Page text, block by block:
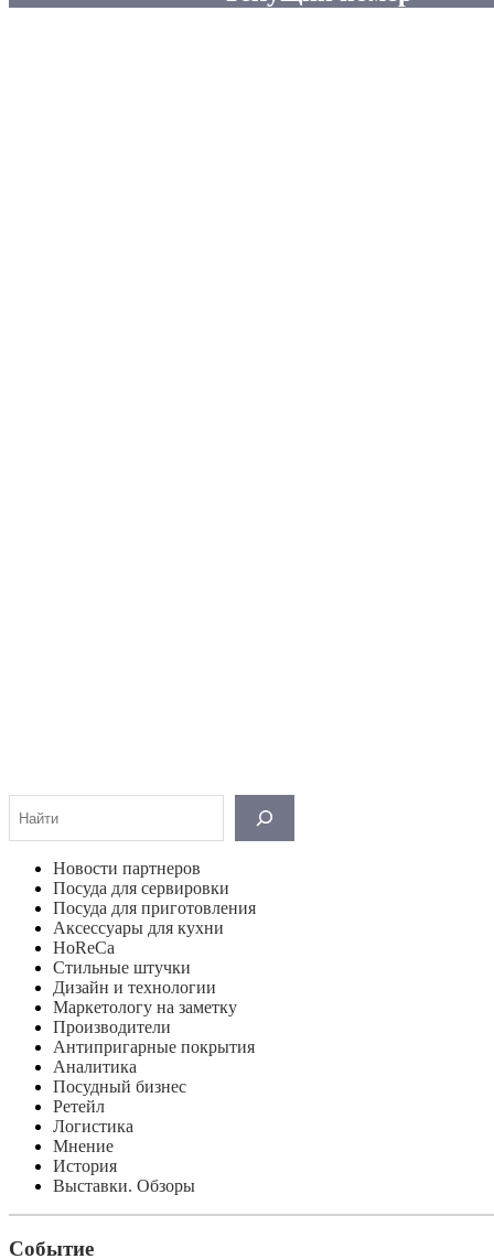
Новости партнеров
Посуда для сервировки
Посуда для приготовления
Аксессуары для кухни
HoReCa
Стильные штучки
Дизайн и технологии
Маркетологу на заметку
Производители
Антипригарные покрытия
Аналитика
Посудный бизнес
Ретейл
Логистика
Мнение
История
Выставки. Обзоры
Событие